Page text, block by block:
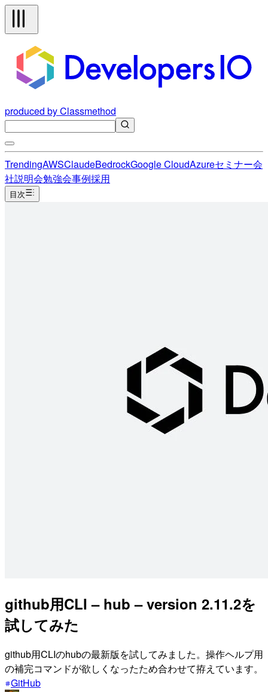
produced by Classmethod
TrendingAWSClaudeBedrockGoogle CloudAzureセミナー会
社説明会勉強会事例採用
目次
github用CLI – hub – version 2.11.2を
試してみた
github用CLIのhubの最新版を試してみました。操作ヘルプ用
の補完コマンドが欲しくなったため合わせて拵えています。
GitHub